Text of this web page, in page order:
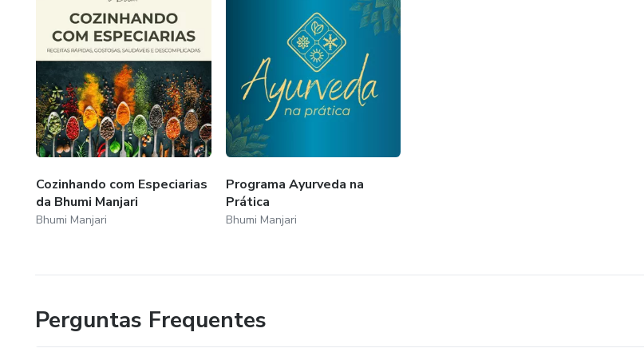
Cozinhando com Especiarias
da Bhumi Manjari
Bhumi Manjari
Programa Ayurveda na
Prática
Bhumi Manjari
Perguntas Frequentes